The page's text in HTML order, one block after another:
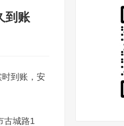
到账
到账，安
古城路1